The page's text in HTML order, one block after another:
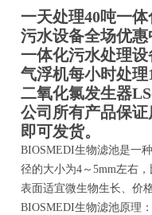
一天处理40吨一
污水设备全场优惠
一体化污水处理
气浮机每小时处理
二氧化氯发生器
公司所有产品保
即可发货。
BIOSMEDI生物滤池是一
径的大小为4～5mm左右
表面适宜微生物生长、价
BIOSMEDI生物滤池原理：